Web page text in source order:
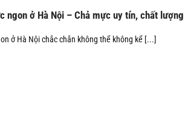
ngon ở Hà Nội – Chả mực uy tín, chất lượng
ở Hà Nội chắc chắn không thể không kể [...]